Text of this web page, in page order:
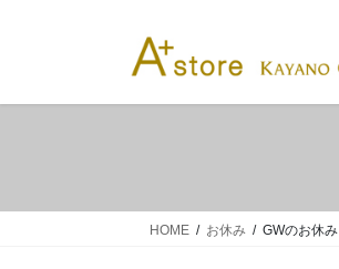
HOME お休み GWのお休み